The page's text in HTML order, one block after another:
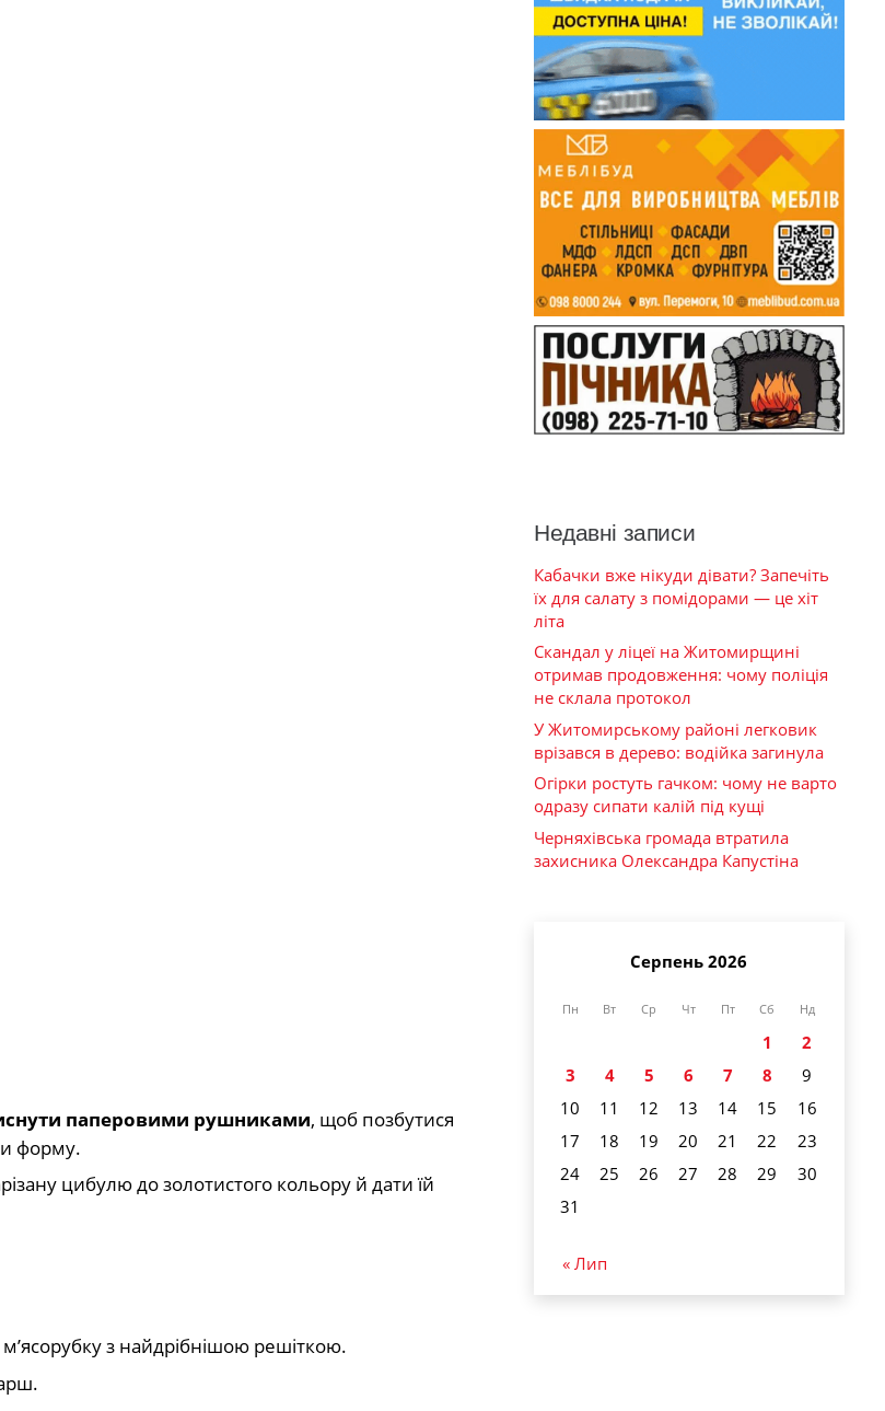
паперовими рушниками, щоб позбутися
форму.
цибулю до золотистого кольору й дати їй
з найдрібнішою решіткою.
Недавні записи
Кабачки вже нікуди дівати? Запечіть
їх для салату з помідорами — це хіт
літа
Скандал у ліцеї на Житомирщині
отримав продовження: чому поліція
не склала протокол
У Житомирському районі легковик
врізався в дерево: водійка загинула
Огірки ростуть гачком: чому не варто
одразу сипати калій під кущі
Черняхівська громада втратила
захисника Олександра Капустіна
Серпень 2026
Пн Вт Ср Чт Пт Сб Нд
1
2
3
4 5 6 7 8
9
10
11 12 13 14 15
16
17
18 19 20 21 22
23
24
25 26 27 28 29
30
31
« Лип